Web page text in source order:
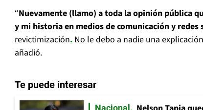
“Nuevamente (llamo) a toda la opinión pública
y mi historia en medios de comunicación y redes
revictimización. No le debo a nadie una
añadió.
Te puede interesar